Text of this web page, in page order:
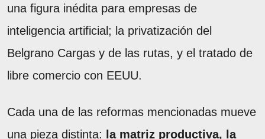
una figura inédita para empresas de
inteligencia artificial; la privatización del
Belgrano Cargas y de las rutas, y el tratado de
libre comercio con EEUU.
Cada una de las reformas mencionadas mueve
una pieza distinta:
la matriz productiva, la